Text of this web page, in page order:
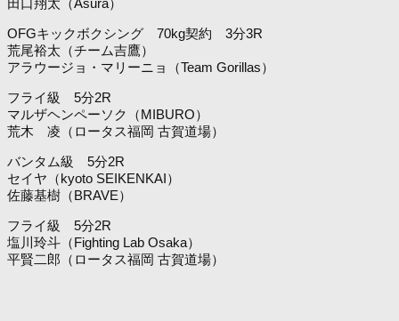
OFGキックボクシング 70kg契約 3分3R
荒尾裕太（チーム吉鷹）
アラウージョ・マリーニョ（Team Gorillas）
フライ級 5分2R
マルザヘンペーソク（MIBURO）
荒木 凌（ロータス福岡 古賀道場）
バンタム級 5分2R
セイヤ（kyoto SEIKENKAI）
佐藤基樹（BRAVE）
フライ級 5分2R
塩川玲斗（Fighting Lab Osaka）
平賢二郎（ロータス福岡 古賀道場）